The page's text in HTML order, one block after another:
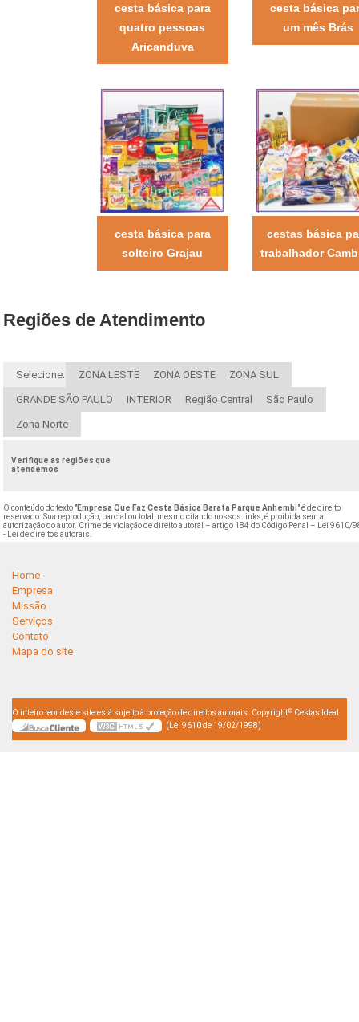
cesta básica para
quatro pessoas
Aricanduva
cesta básica
um mês Brás
cesta básica para
solteiro Grajau
cestas básica
trabalhador
Regiões de Atendimento
Selecione: ZONA LESTE ZONA OESTE ZONA SUL
GRANDE SÃO PAULO INTERIOR Região Central São Paulo
Zona Norte
Verifique as regiões que
atendemos
O conteúdo do texto "Empresa Que Faz Cesta Básica Barata Parque Anhembi" é de direito
reservado. Sua reprodução, parcial ou total, mesmo citando nossos links, é proibida sem a
autorização do autor. Crime de violação de direito autoral – artigo 184 do Código Penal –
Lei 9610/
- Lei de direitos autorais
Home
Empresa
Missão
Serviços
Contato
Mapa do site
O inteiro teor deste site está sujeito à proteção de direitos autorais. Copyright© Cestas Ideal
(Lei 9610 de 19/02/1998)